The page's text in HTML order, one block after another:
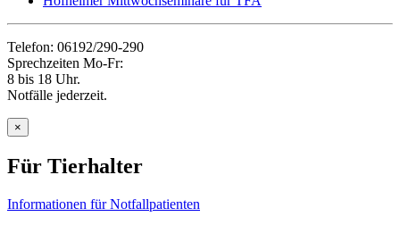
Telefon: 06192/290-290
Sprechzeiten Mo-Fr:
8 bis 18 Uhr.
Notfälle jederzeit.
×
Für Tierhalter
Informationen für Notfallpatienten